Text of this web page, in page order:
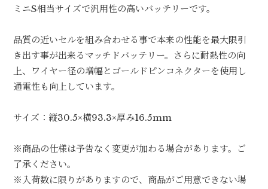
ミニS相当サイズで汎用性の高いバッテリーです。
品質の近いセルを組み合わせる事で本来の性能を最大限引
き出す事が出来るマッチドバッテリー。さらに耐熱性の向
上、ワイヤー径の増幅とゴールドピンコネクターを使用し
通電性も向上しています。
サイズ：縦30.5×横93.3×厚み16.5mm
※商品の仕様は予告なく変更が加わる場合があります。ご
了承ください。
※入荷数に限りがありますので、商品がご用意できない場